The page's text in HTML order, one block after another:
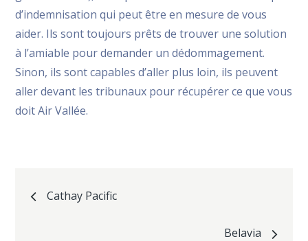
d’indemnisation qui peut être en mesure de vous
aider. Ils sont toujours prêts de trouver une solution
à l’amiable pour demander un dédommagement.
Sinon, ils sont capables d’aller plus loin, ils peuvent
aller devant les tribunaux pour récupérer ce que vous
doit Air Vallée.
Cathay Pacific
Belavia